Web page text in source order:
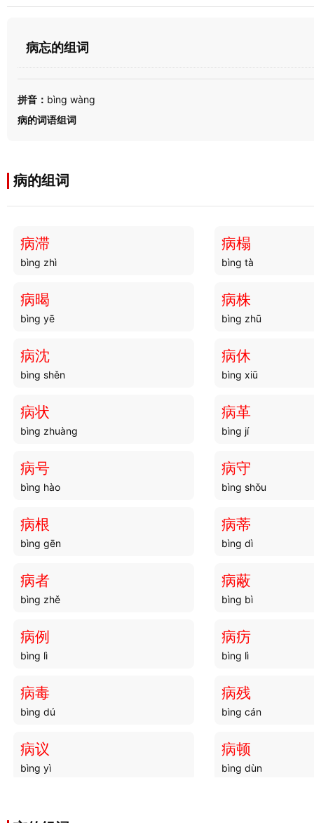
病忘的组词
拼音： bìng wàng
病的词语组词
病的组词
病滞
bìng zhì
病榻
bìng tà
病暍
bìng yē
病株
bìng zhū
病沈
bìng shěn
病休
bìng xiū
病状
bìng zhuàng
病革
bìng jí
病号
bìng hào
病守
bìng shǒu
病根
bìng gēn
病蒂
bìng dì
病者
bìng zhě
病蔽
bìng bì
病例
bìng lì
病疠
bìng lì
病毒
bìng dú
病残
bìng cán
病议
bìng yì
病顿
bìng dùn